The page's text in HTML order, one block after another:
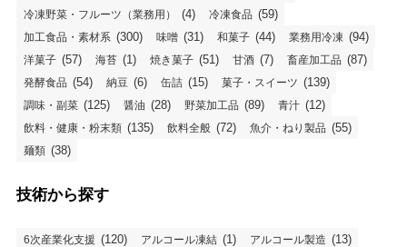
冷凍野菜・フルーツ（業務用） (4) 冷凍食品 (59)
加工食品・素材系 (300) 味噌 (31) 和菓子 (44) 業務用冷凍 (94)
洋菓子 (57) 海苔 (1) 焼き菓子 (51) 甘酒 (7) 畜産加工品 (87)
発酵食品 (54) 納豆 (6) 缶詰 (15) 菓子・スイーツ (139)
調味・副菜 (125) 醤油 (28) 野菜加工品 (89) 青汁 (12)
飲料・健康・粉末類 (135) 飲料全般 (72) 魚介・ねり製品 (55)
麺類 (38)
技術から探す
6次産業化支援 (120) アルコール凍結 (1) アルコール製造 (13)